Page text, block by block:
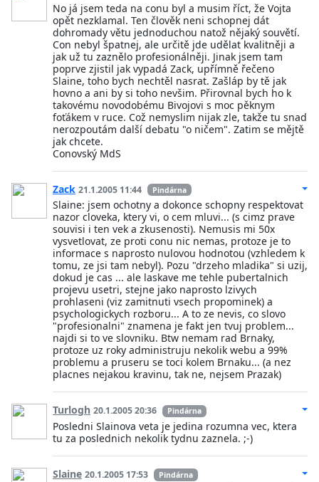
No já jsem teda na conu byl a musim říct, že Vojta
opět nezklamal. Ten člověk neni schopnej dát
dohromady větu jednoduchou natož nějaký souvětí.
Con nebyl špatnej, ale určitě jde udělat kvalitněji a
jak už tu zaznělo profesionálněji. Jinak jsem tam
poprve zjistil jak vypadá Zack, upřímně řečeno
Slaine, toho bych nechtěl nasrat. Zašláp by tě jak
hovno a ani by si toho nevšim. Přirovnal bych ho k
takovému novodobému Bivojovi s moc pěknym
foťákem v ruce. Což nemyslim nijak zle, takže tu snad
nerozpoutám další debatu "o ničem". Zatim se mějtě
jak chcete.
Conovský MdS
Zack 21.1.2005 11:44 Pindárna
Slaine: jsem ochotny a dokonce schopny respektovat
nazor cloveka, ktery vi, o cem mluvi... (s cimz prave
souvisi i ten vek a zkusenosti). Nemusis mi 50x
vysvetlovat, ze proti conu nic nemas, protoze je to
informace s naprosto nulovou hodnotou (vzhledem k
tomu, ze jsi tam nebyl). Pozu "drzeho mladika" si uzij,
dokud je cas ... ale laskave me tehle pubertalnich
projevu usetri, stejne jako naprosto lzivych
prohlaseni (viz zamitnuti vsech propominek) a
psychologickych rozboru... A to ze nevis, co slovo
"profesionalni" znamena je fakt jen tvuj problem...
najdi si to ve slovniku. Btw nemam rad Brnaky,
protoze uz roky administruju nekolik webu a 99%
problemu a pruseru se toci kolem Brnaku... (a nez
placnes nejakou kravinu, tak ne, nejsem Prazak)
Turlogh 20.1.2005 20:36 Pindárna
Posledni Slainova veta je jedina rozumna vec, ktera
tu za poslednich nekolik tydnu zaznela. ;-)
Slaine 20.1.2005 17:53 Pindárna